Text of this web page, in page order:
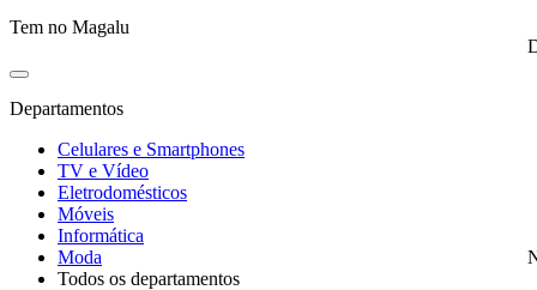
Tem no Magalu
Departamentos
Celulares e Smartphones
TV e Vídeo
Eletrodomésticos
Móveis
Informática
Moda
Todos os departamentos